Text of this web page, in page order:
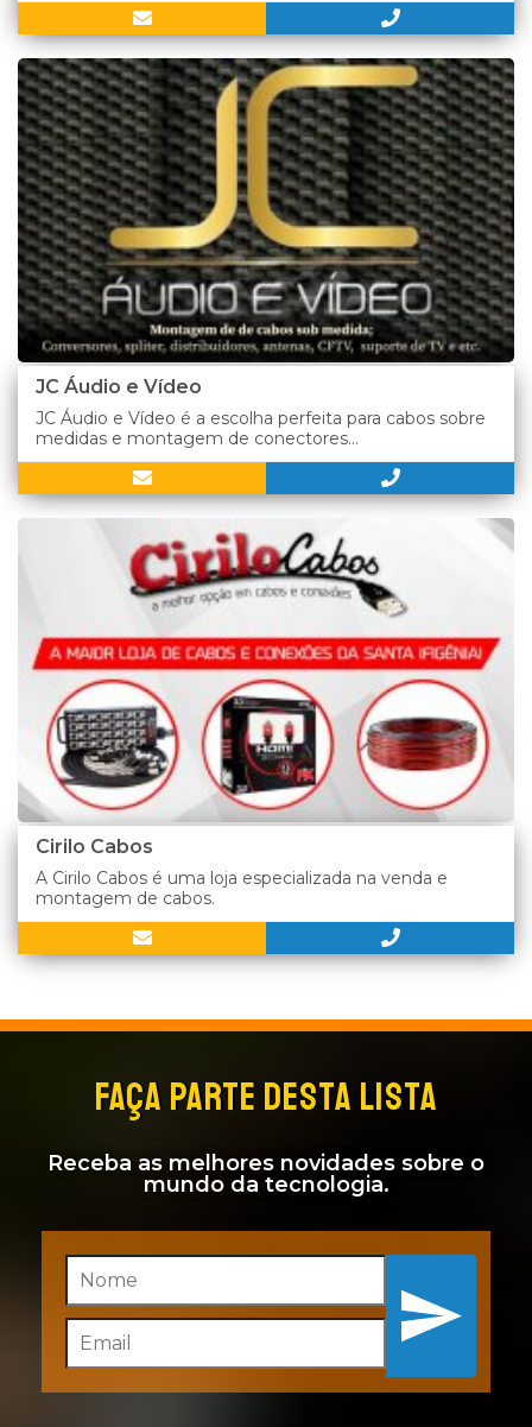
JC Áudio e Vídeo
JC Áudio e Vídeo é a escolha perfeita para cabos sobre
medidas e montagem de conectores...
Cirilo Cabos
A Cirilo Cabos é uma loja especializada na venda e
montagem de cabos.
FAÇA PARTE DESTA LISTA
Receba as melhores novidades sobre o
mundo da tecnologia.
Inscreva-se